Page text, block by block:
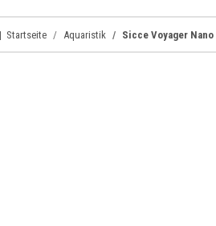
Startseite Aquaristik Sicce Voyager